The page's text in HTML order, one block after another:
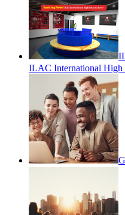
ILAC International High